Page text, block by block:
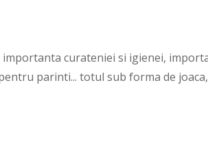
curateniei si igienei,
parinti... totul sub forma de